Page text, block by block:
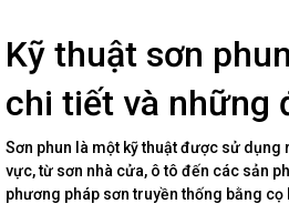
Kỹ thuật sơn
chi tiết và những
Sơn phun là một kỹ thuật được sử
vực, từ sơn nhà cửa, ô tô đến các sản
phương pháp sơn truyền thống bằng